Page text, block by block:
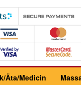
Äta/Medicin